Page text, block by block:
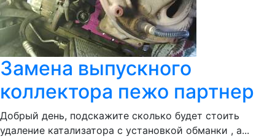
Замена выпускного
коллектора пежо партнер
Добрый день, подскажите сколько будет стоить
удаление катализатора с установкой обманки , а...